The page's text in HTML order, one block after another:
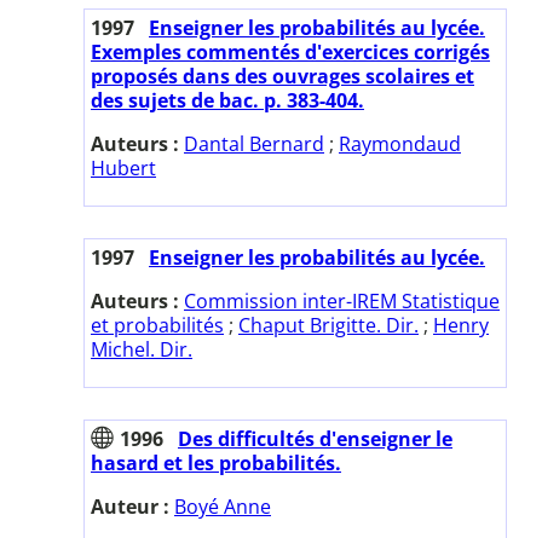
1997 Enseigner les probabilités au lycée.
Exemples commentés d'exercices corrigés
proposés dans des ouvrages scolaires et
des sujets de bac. p. 383-404.
Auteurs : Dantal Bernard ; Raymondaud
Hubert
1997 Enseigner les probabilités au lycée.
Auteurs : Commission inter-IREM Statistique
et probabilités ; Chaput Brigitte. Dir. ; Henry
Michel. Dir.
1996 Des difficultés d'enseigner le
hasard et les probabilités.
Auteur : Boyé Anne